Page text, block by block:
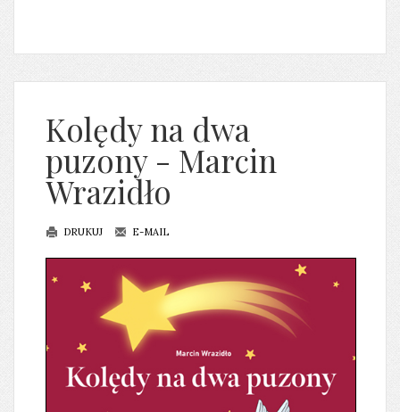
Kolędy na dwa
puzony - Marcin
Wrazidło
DRUKUJ E-MAIL